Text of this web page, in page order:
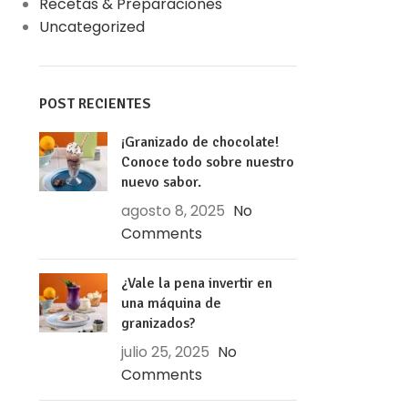
Uncategorized
POST RECIENTES
¡Granizado de chocolate!
Conoce todo sobre nuestro
nuevo sabor.
agosto 8, 2025 No
Comments
¿Vale la pena invertir en
una máquina de
granizados?
julio 25, 2025 No
Comments